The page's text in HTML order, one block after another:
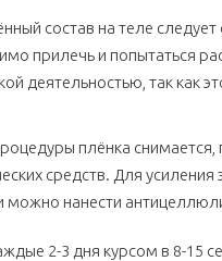
состав на теле
прилечь и попытаться
деятельностью, так как
плёнка
средств. Для
можно нанести
2-3 дня курсом в 8-15